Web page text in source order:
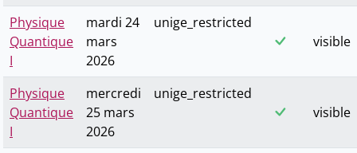
Physique
Quantique
I
mardi 24
mars
2026
unige_restricted
visible
Physique
Quantique
I
mercredi
25 mars
2026
unige_restricted
visible